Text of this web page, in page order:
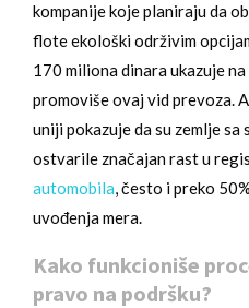
kompanije koje planiraju da
flote ekološki održivim
170 miliona dinara ukazuje
promoviše ovaj vid prevoza.
uniji pokazuje da su zemlje
ostvarile značajan rast u
automobila, često i preko
uvođenja mera.
Kako funkcioniše
pravo na podršku?